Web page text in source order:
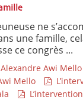
ne
une famille,
ce congrès ...
Awi Mello
Mello